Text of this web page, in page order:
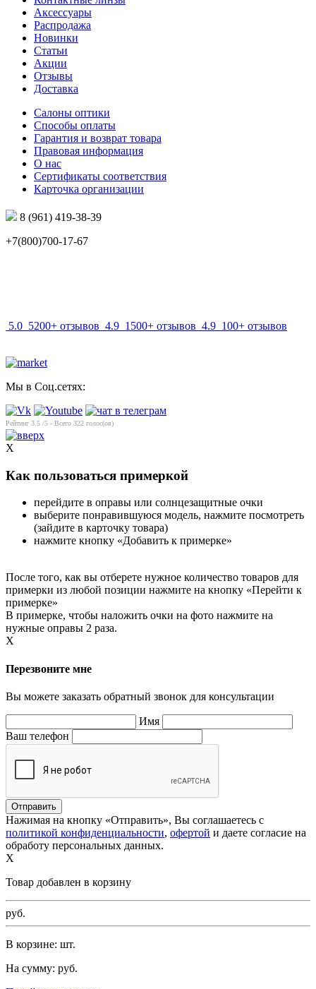
Аксессуары
Распродажа
Новинки
Статьи
Акции
Отзывы
Доставка
Салоны оптики
Способы оплаты
Гарантия и возврат товара
Правовая информация
О нас
Сертификаты соответствия
Карточка организации
8 (961) 419-38-39
+7(800)700-17-67
5.0 5200+ отзывов 4.9 1500+ отзывов 4.9 100+ отзывов
Мы в Соц.сетях:
Рейтинг 3.5 /5 - Всего 322 голос(ов)
X
Как пользоваться примеркой
перейдите в оправы или солнцезащитные очки
выберите понравившуюся модель, нажмите посмотреть
(зайдите в карточку товара)
нажмите кнопку «Добавить к примерке»
После того, как вы отберете нужное количество товаров для
примерки из любой позиции нажмите на кнопку «Перейти к
примерке»
В примерке, чтобы наложить очки на фото нажмите на
нужные оправы 2 раза.
X
Перезвоните мне
Вы можете заказать обратный звонок для консультации
Имя
Ваш телефон
Нажимая на кнопку «Отправить», Вы соглашаетесь с
политикой конфиденциальности, офертой и даете согласие на
обработу персональных данных.
X
Товар добавлен в корзину
руб.
В корзине: шт.
На сумму: руб.